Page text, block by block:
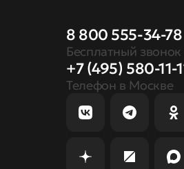
8 800 555-34-78
Бесплатный
+7 (495) 580-11-
Телефон в Москве